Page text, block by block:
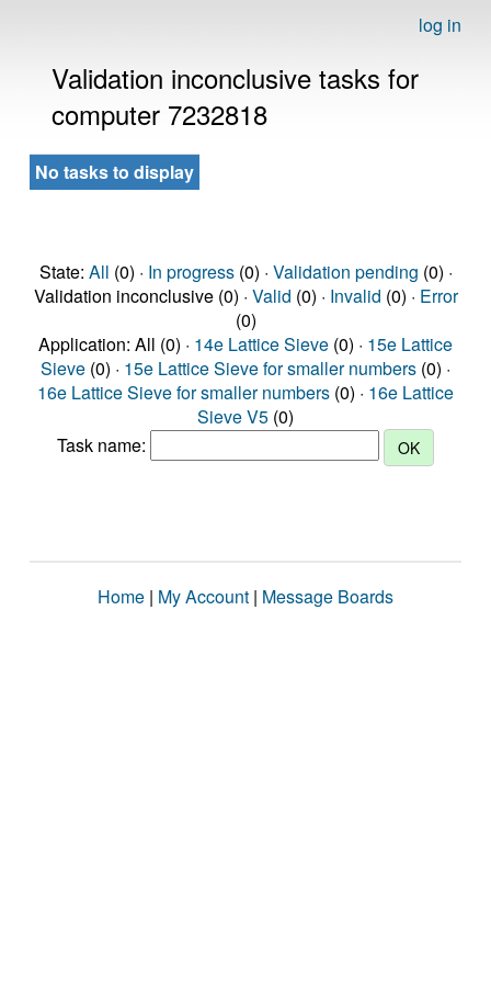
log in
Validation inconclusive tasks for
computer 7232818
No tasks to display
State: All (0) · In progress(0) · Validation pending (0) ·
Validation inconclusive (0) · Valid (0) · Invalid (0) · Error
(0)
Application: All (0) · 14e Lattice Sieve (0) · 15e Lattice
Sieve (0) · 15e Lattice Sieve for smaller numbers (0) ·
16e Lattice Sieve for smaller numbers (0) · 16e Lattice
Sieve V5 (0)
Task name:
Home | My Account | Message Boards